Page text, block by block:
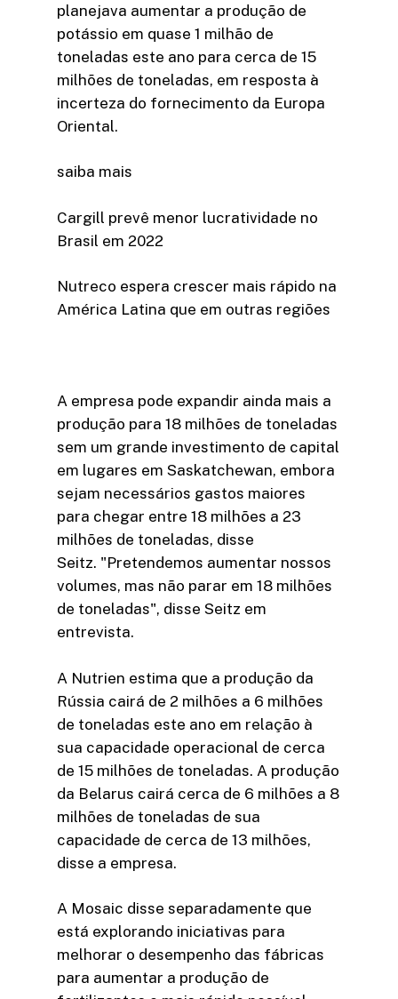
planejava aumentar a produção de
potássio em quase 1 milhão de
toneladas este ano para cerca de 15
milhões de toneladas, em resposta à
incerteza do fornecimento da Europa
Oriental.
saiba mais
Cargill prevê menor lucratividade no
Brasil em 2022
Nutreco espera crescer mais rápido na
América Latina que em outras regiões
A empresa pode expandir ainda mais a
produção para 18 milhões de toneladas
sem um grande investimento de capital
em lugares em Saskatchewan, embora
sejam necessários gastos maiores
para chegar entre 18 milhões a 23
milhões de toneladas, disse
Seitz. "Pretendemos aumentar nossos
volumes, mas não parar em 18 milhões
de toneladas", disse Seitz em
entrevista.
A Nutrien estima que a produção da
Rússia cairá de 2 milhões a 6 milhões
de toneladas este ano em relação à
sua capacidade operacional de cerca
de 15 milhões de toneladas. A produção
da Belarus cairá cerca de 6 milhões a 8
milhões de toneladas de sua
capacidade de cerca de 13 milhões,
disse a empresa.
A Mosaic disse separadamente que
está explorando iniciativas para
melhorar o desempenho das fábricas
para aumentar a produção de